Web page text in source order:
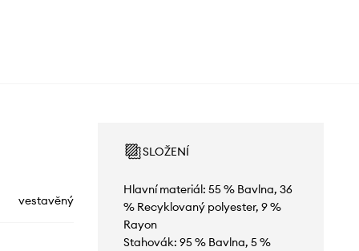
vestavěný
SLOŽENÍ
Hlavní materiál: 55 % Bavlna, 36
% Recyklovaný polyester, 9 %
Rayon
Stahovák: 95 % Bavlna, 5 %